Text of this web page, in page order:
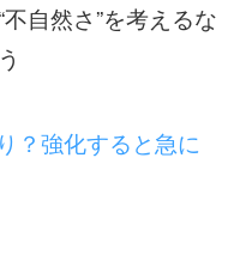
自然さ”を考えるな
？強化すると急に